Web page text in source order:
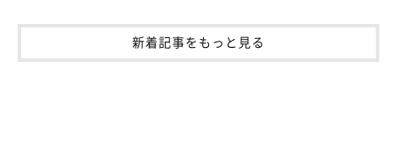
新着記事をもっと見る